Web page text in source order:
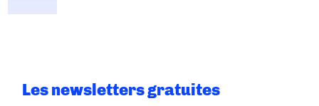
Les newsletters gratuites